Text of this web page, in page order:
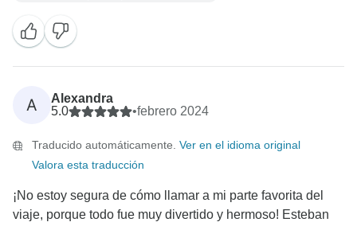
A
Alexandra
5.0
•febrero 2024
Traducido automáticamente. Ver en el idioma original
Valora esta traducción
¡No estoy segura de cómo llamar a mi parte favorita del
viaje, porque todo fue muy divertido y hermoso! Esteban